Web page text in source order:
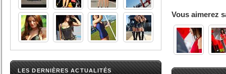
LES DERNIÈRES ACTUALITÉS
Vous aimerez